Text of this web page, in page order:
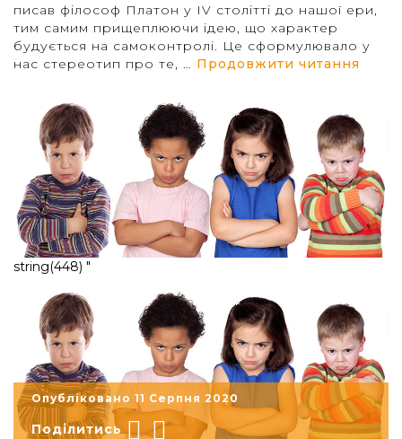
писав філософ Платон у IV столітті до нашої ери,
тим самим прищеплюючи ідею, що характер
будується на самоконтролі. Це сформулювало у
нас стереотип про те, … Продовжити читання
string(448) "
Опубліковано 11 Серпня 2020
Поділитись